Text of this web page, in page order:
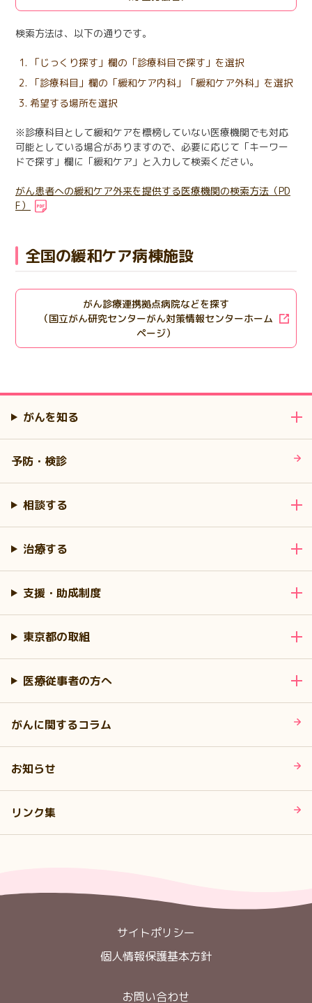
検索方法は、以下の通りです。
「じっくり探す」欄の「診療科目で探す」を選択
「診療科目」欄の「緩和ケア内科」「緩和ケア外科」を選択
希望する場所を選択
※診療科目として緩和ケアを標榜していない医療機関でも対応
可能としている場合がありますので、必要に応じて「キーワー
ドで探す」欄に「緩和ケア」と入力して検索ください。
がん患者への緩和ケア外来を提供する医療機関の検索方法（PD
F）
全国の緩和ケア病棟施設
がん診療連携拠点病院などを探す
（国立がん研究センターがん対策情報センターホーム
ページ）
がんを知る
予防・検診
相談する
治療する
支援・助成制度
東京都の取組
医療従事者の方へ
がんに関するコラム
お知らせ
リンク集
サイトポリシー
個人情報保護基本方針
お問い合わせ